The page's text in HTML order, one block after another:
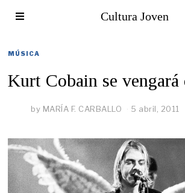
Cultura Joven
MÚSICA
Kurt Cobain se vengará
by MARÍA F. CARBALLO 5 abril, 2011